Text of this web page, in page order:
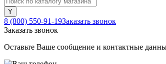
8 (800) 550-91-19Заказать звонок
Заказать звонок
Оставьте Ваше сообщение и контактные